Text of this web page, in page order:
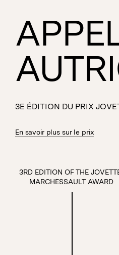
3E ÉDITION DU PRIX
En savoir plus sur le prix
3RD EDITION OF THE
MARCHESSAULT AWARD